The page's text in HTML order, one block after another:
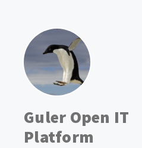
Guler Open IT
Platform